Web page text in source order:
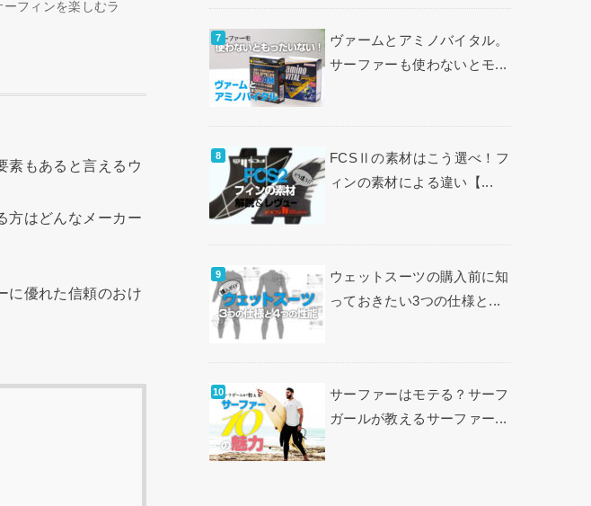
フィンを楽しむラ
素もあると言えるウ
方はどんなメーカー
に優れた信頼のおけ
ヴァームとアミノバイタル。
サーファーも使わないとモ...
FCSⅡの素材はこう選べ！フ
ィンの素材による違い【...
ウェットスーツの購入前に知
っておきたい3つの仕様と...
サーファーはモテる？サーフ
ガールが教えるサーファー...